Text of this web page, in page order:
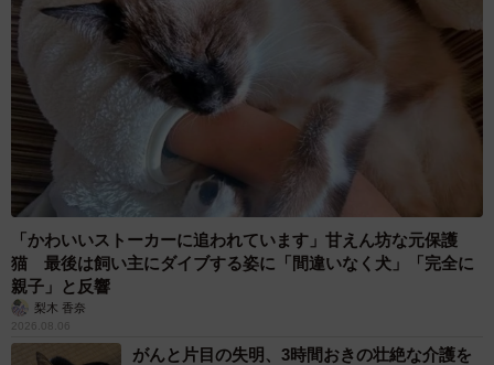
「かわいいストーカーに追われています」甘えん坊な元保護
猫 最後は飼い主にダイブする姿に「間違いなく犬」「完全に
親子」と反響
梨木 香奈
2026.08.06
がんと片目の失明、3時間おきの壮絶な介護を